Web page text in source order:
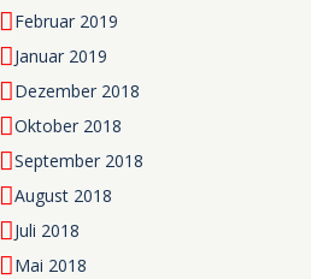
Februar 2019
Januar 2019
Dezember 2018
Oktober 2018
September 2018
August 2018
Juli 2018
Mai 2018